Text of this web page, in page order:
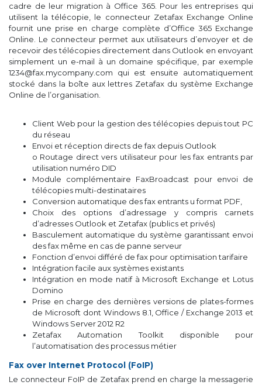
cadre de leur migration à Office 365. Pour les entreprises qui
utilisent la télécopie, le connecteur Zetafax Exchange Online
fournit une prise en charge complète d’Office 365 Exchange
Online. Le connecteur permet aux utilisateurs d’envoyer et de
recevoir des télécopies directement dans Outlook en envoyant
simplement un e-mail à un domaine spécifique, par exemple
1234@fax.mycompany.com qui est ensuite automatiquement
stocké dans la boîte aux lettres Zetafax du système Exchange
Online de l’organisation.
Client Web pour la gestion des télécopies depuis tout PC
du réseau
Envoi et réception directs de fax depuis Outlook
o Routage direct vers utilisateur pour les fax entrants par
utilisation numéro DID
Module complémentaire FaxBroadcast pour envoi de
télécopies multi-destinataires
Conversion automatique des fax entrants u format PDF,
Choix des options d’adressage y compris carnets
d’adresses Outlook et Zetafax (publics et privés)
Basculement automatique du système garantissant envoi
des fax même en cas de panne serveur
Fonction d’envoi différé de fax pour optimisation tarifaire
Intégration facile aux systèmes existants
Intégration en mode natif à Microsoft Exchange et Lotus
Domino
Prise en charge des dernières versions de plates-formes
de Microsoft dont Windows 8.1, Office / Exchange 2013 et
Windows Server 2012 R2
Zetafax Automation Toolkit disponible pour
l’automatisation des processus métier
Fax over Internet Protocol (FoIP)
Le connecteur FoIP de Zetafax prend en charge la messagerie